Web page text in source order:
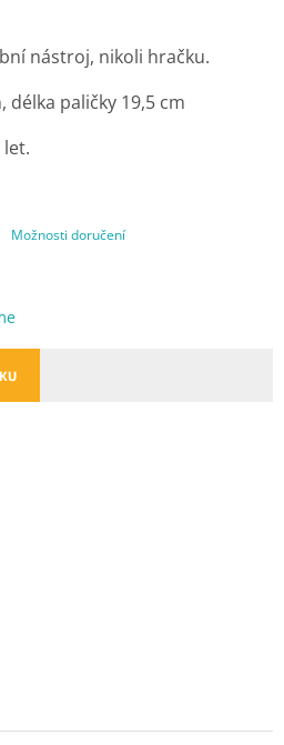
Možnosti doručení
nástroj, nikoli hračku.
délka paličky 19,5 cm